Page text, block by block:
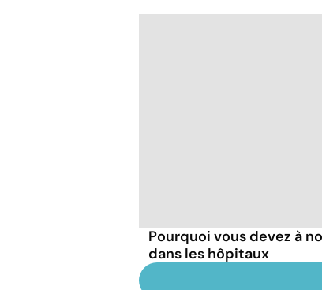
Pourquoi vous devez à
dans les hôpitaux